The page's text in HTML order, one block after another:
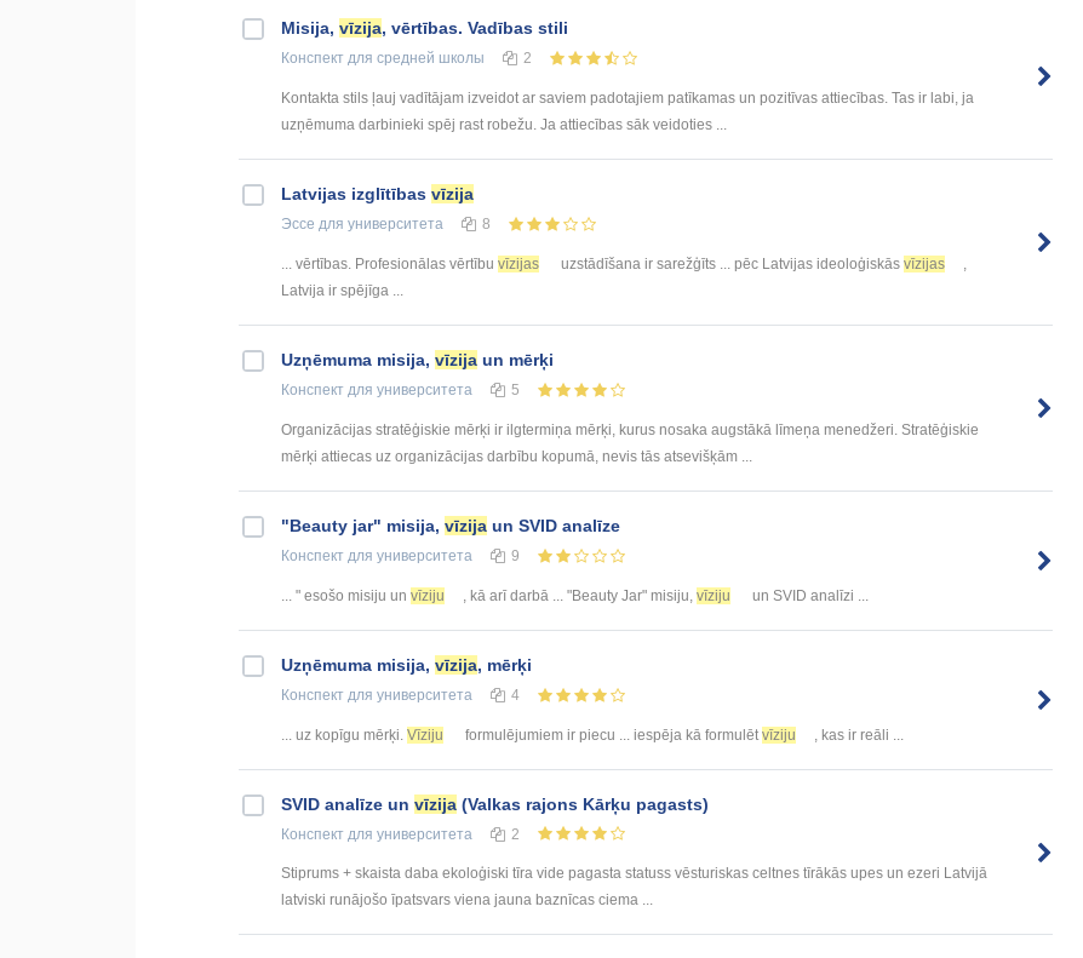
Misija, vīzija, vērtības. Vadības stili
Конспект для средней школы 2
Kontakta stils ļauj vadītājam izveidot ar saviem padotajiem patīkamas un pozitīvas attiecības. Tas ir labi, ja
uzņēmuma darbinieki spēj rast robežu. Ja attiecības sāk veidoties ...
Latvijas izglītības vīzija
Эссе для университета 8
... vērtības. Profesionālas vērtību vīzijas uzstādīšana ir sarežģīts ... pēc Latvijas ideoloģiskās vīzijas
,
Latvija ir spējīga ...
Uzņēmuma misija, vīzija un mērķi
Конспект для университета 5
Organizācijas stratēģiskie mērķi ir ilgtermiņa mērķi, kurus nosaka augstākā līmeņa menedžeri. Stratēģiskie
mērķi attiecas uz organizācijas darbību kopumā, nevis tās atsevišķām ...
"Beauty jar" misija, vīzija un SVID analīze
Конспект для университета 9
... " esošo misiju un vīziju , kā arī darbā ... "Beauty Jar" misiju, vīziju un SVID analīzi ...
Uzņēmuma misija, vīzija, mērķi
Конспект для университета 4
... uz kopīgu mērķi. Vīziju formulējumiem ir piecu ... iespēja kā formulēt vīziju , kas ir reāli ...
SVID analīze un vīzija (Valkas rajons Kārķu pagasts)
Конспект для университета 2
Stiprums + skaista daba ekoloģiski tīra vide pagasta statuss vēsturiskas celtnes tīrākās upes un ezeri Latvijā
latviski runājošo īpatsvars viena jauna baznīcas ciema ...